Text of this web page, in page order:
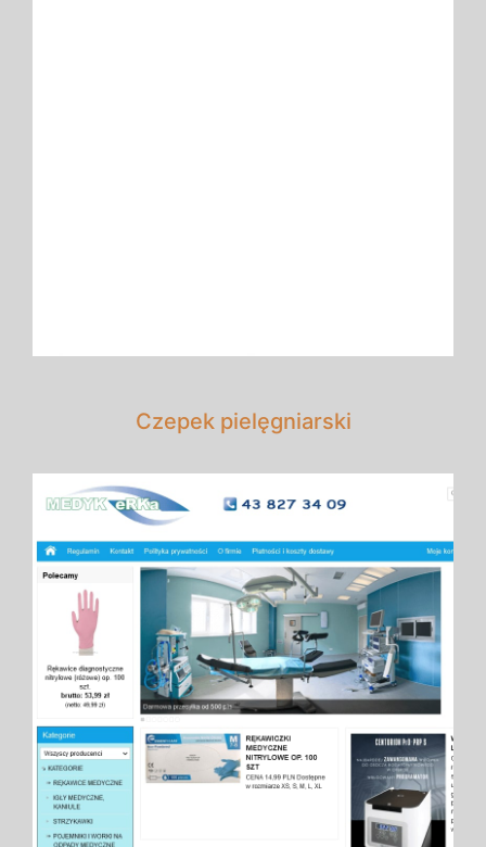
Czepek pielęgniarski